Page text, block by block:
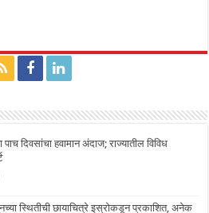
दिवसांचा हवामान अंदाज; राज्यातील विविध
स्थितीची छायाचित्रे इस्रोकडून प्रकाशित, अनेक